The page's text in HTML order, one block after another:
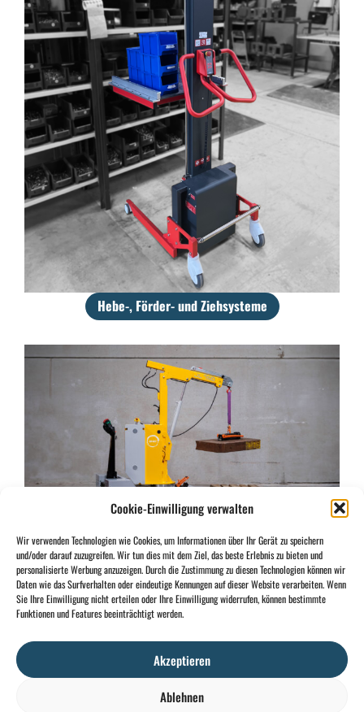
Cookie-Einwilligung verwalten
Wir verwenden Technologien wie Cookies, um Informationen über Ihr Gerät zu speichern
und/oder darauf zuzugreifen. Wir tun dies mit dem Ziel, das beste Erlebnis zu bieten und
personalisierte Werbung anzuzeigen. Durch die Zustimmung zu diesen Technologien können wir
Daten wie das Surfverhalten oder eindeutige Kennungen auf dieser Website verarbeiten. Wenn
Sie Ihre Einwilligung nicht erteilen oder Ihre Einwilligung widerrufen, können bestimmte
Funktionen und Features beeinträchtigt werden.
Akzeptieren
Ablehnen
Hebe-, Förder- und Ziehsysteme
Ergonomisches Heben und Fördern